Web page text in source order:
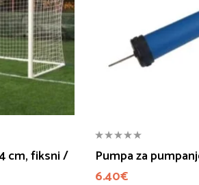
cm, fiksni /
Pumpa za
6.40€